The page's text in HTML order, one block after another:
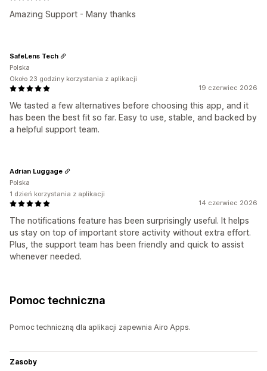
Amazing Support - Many thanks
19 czerwiec 2026
We tasted a few alternatives before choosing this app, and it
has been the best fit so far. Easy to use, stable, and backed by
a helpful support team.
SafeLens Tech
Polska
Około 23 godziny korzystania z aplikacji
14 czerwiec 2026
The notifications feature has been surprisingly useful. It helps
us stay on top of important store activity without extra effort.
Plus, the support team has been friendly and quick to assist
whenever needed.
Adrian Luggage
Polska
1 dzień korzystania z aplikacji
Pomoc techniczna
Pomoc techniczną dla aplikacji zapewnia Airo Apps.
Zasoby